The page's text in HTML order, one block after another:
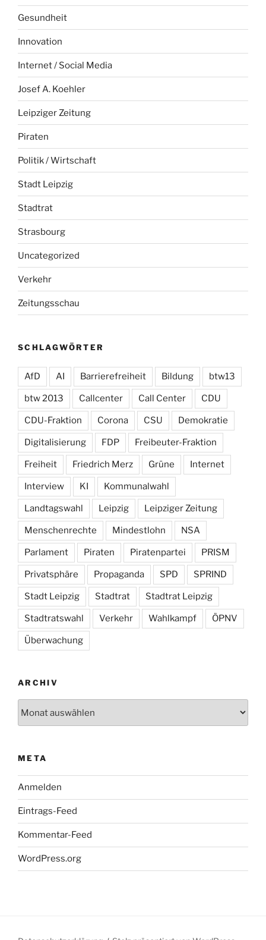
Gesundheit
Innovation
Internet / Social Media
Josef A. Koehler
Leipziger Zeitung
Piraten
Politik / Wirtschaft
Stadt Leipzig
Stadtrat
Strasbourg
Uncategorized
Verkehr
Zeitungsschau
SCHLAGWÖRTER
AfD AI Barrierefreiheit Bildung btw13
btw 2013 Callcenter Call Center CDU
CDU-Fraktion Corona CSU Demokratie
Digitalisierung FDP Freibeuter-Fraktion
Freiheit Friedrich Merz Grüne Internet
Interview KI Kommunalwahl
Landtagswahl Leipzig Leipziger Zeitung
Menschenrechte Mindestlohn NSA
Parlament Piraten Piratenpartei PRISM
Privatsphäre Propaganda SPD SPRIND
Stadt Leipzig Stadtrat Stadtrat Leipzig
Stadtratswahl Verkehr Wahlkampf ÖPNV
Überwachung
ARCHIV
META
Anmelden
Eintrags-Feed
Kommentar-Feed
WordPress.org